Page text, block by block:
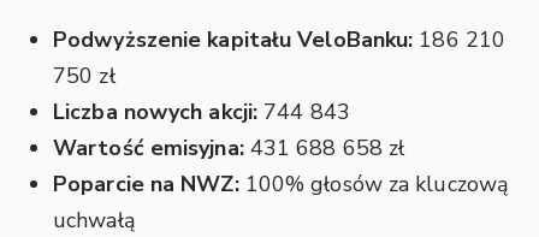
Podwyższenie kapitału VeloBanku: 186 210
750 zł
Liczba nowych akcji: 744 843
Wartość emisyjna:431 688 658 zł
Poparcie na NWZ:100% głosów za kluczową
uchwałą